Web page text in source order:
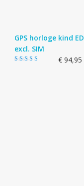
GPS horloge kind
excl. SIM
€94,95